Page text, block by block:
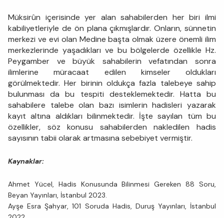
Müksirûn içerisinde yer alan sahabilerden her biri ilmi
kabiliyetleriyle de ön plana çıkmışlardır. Onların, sünnetin
merkezi ve evi olan Medine başta olmak üzere önemli ilim
merkezlerinde yaşadıkları ve bu bölgelerde özellikle Hz.
Peygamber ve büyük sahabilerin vefatından sonra
ilimlerine müracaat edilen kimseler oldukları
görülmektedir. Her birinin oldukça fazla talebeye sahip
bulunması da bu tespiti desteklemektedir. Hatta bu
sahabilere talebe olan bazı isimlerin hadisleri yazarak
kayıt altına aldıkları bilinmektedir. İşte sayılan tüm bu
özellikler, söz konusu sahabilerden nakledilen hadis
sayısının tabii olarak artmasına sebebiyet vermiştir.
Kaynaklar:
Ahmet Yücel, Hadis Konusunda Bilinmesi Gereken 88 Soru,
Beyan Yayınları, İstanbul 2023.
Ayşe Esra Şahyar, 101 Soruda Hadis, Duruş Yayınları, İstanbul